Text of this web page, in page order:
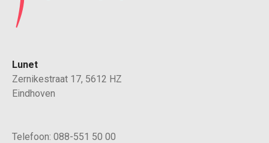
Lunet
Zernikestraat 17, 5612 HZ
Eindhoven
Telefoon: 088-551 50 00